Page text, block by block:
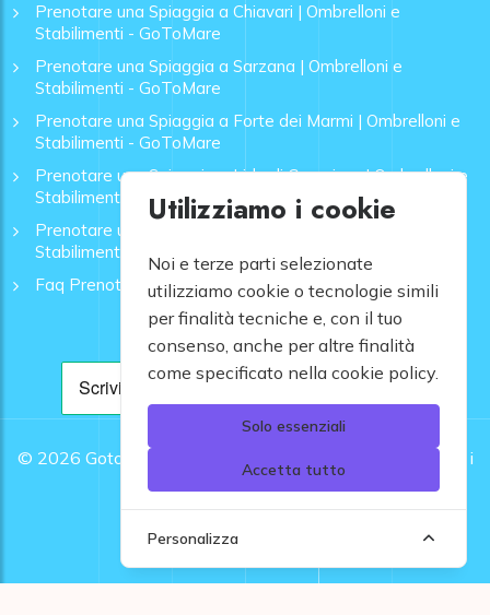
Prenotare una Spiaggia a Chiavari | Ombrelloni e
Stabilimenti - GoToMare
Prenotare una Spiaggia a Sarzana | Ombrelloni e
Stabilimenti - GoToMare
Prenotare una Spiaggia a Forte dei Marmi | Ombrelloni e
Stabilimenti - GoToMare
Prenotare una Spiaggia a Lido di Camaiore | Ombrelloni e
Stabilimenti - GoToMare
Prenotare una Spiaggia a Rapallo | Ombrelloni e
Stabilimenti - GoToMare
Faq Prenotazione Spiagge
© 2026 Gotomare srl - Partita IVA 12948810960 .
Tutti i
diritti riservati.
Utilizziamo i cookie
Noi e terze parti selezionate
utilizziamo cookie o tecnologie simili
per finalità tecniche e, con il tuo
consenso, anche per altre finalità
come specificato nella cookie policy.
Solo essenziali
Accetta tutto
Personalizza